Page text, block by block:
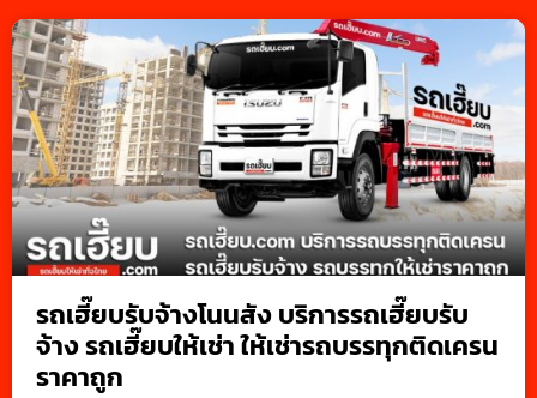
รถเฮี๊ยบรับจ้างโนนสัง บริการรถเฮี๊ยบรับ
จ้าง รถเฮี๊ยบให้เช่า ให้เช่ารถบรรทุกติดเครน
ราคาถูก